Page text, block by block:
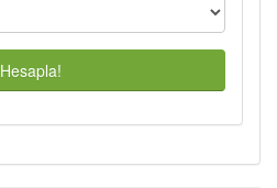
Hesapla!